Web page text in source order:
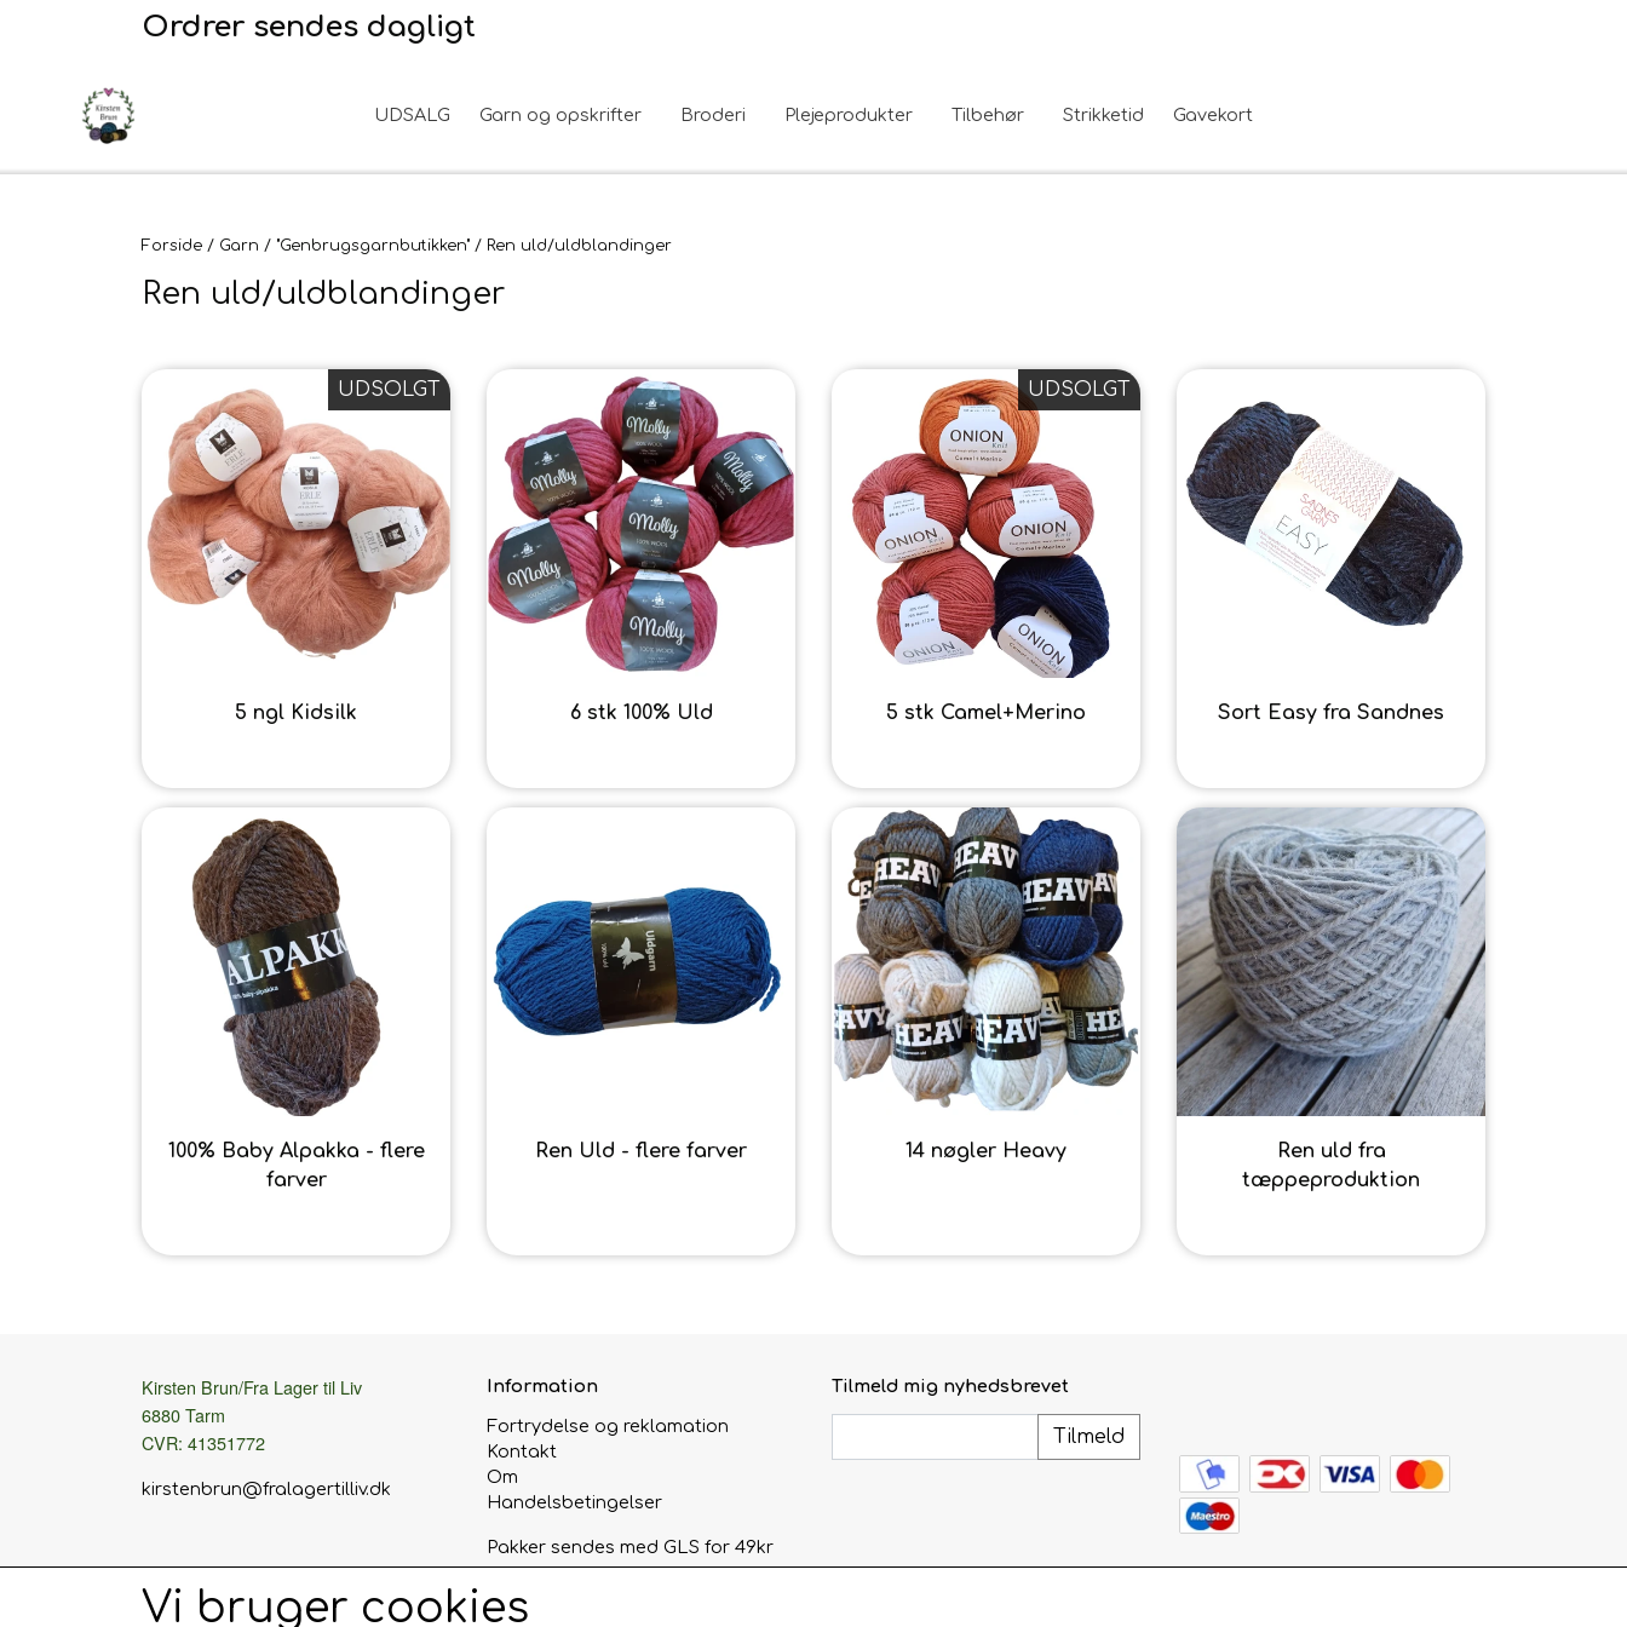
Ordrer sendes dagligt
UDSALG Garn og opskrifter Broderi
Stof til broderi
Plejeprodukter
Hudpleje
Tilbehør
Tyngdefyld af genbrugsplast
Strikketid Gavekort
Forside Garn "Genbrugsgarnbutikken" Ren uld/uldblandinger
Ren uld/uldblandinger
UDSOLGT
5 ngl Kidsilk 6 stk 100% Uld
UDSOLGT
5 stk Camel+Merino Sort Easy fra Sandnes
100% Baby Alpakka - flere
farver
Ren Uld - flere farver 14 nøgler Heavy
Ren uld fra
tæppeproduktion
Kirsten Brun/Fra Lager til Liv
6880 Tarm
CVR: 41351772
kirstenbrun@fralagertilliv.dk
Information
Fortrydelse og reklamation
Kontakt
Om
Handelsbetingelser
Pakker sendes med GLS for 49kr
hos:
Tilmeld mig nyhedsbrevet
Tilmeld
Vi bruger cookies